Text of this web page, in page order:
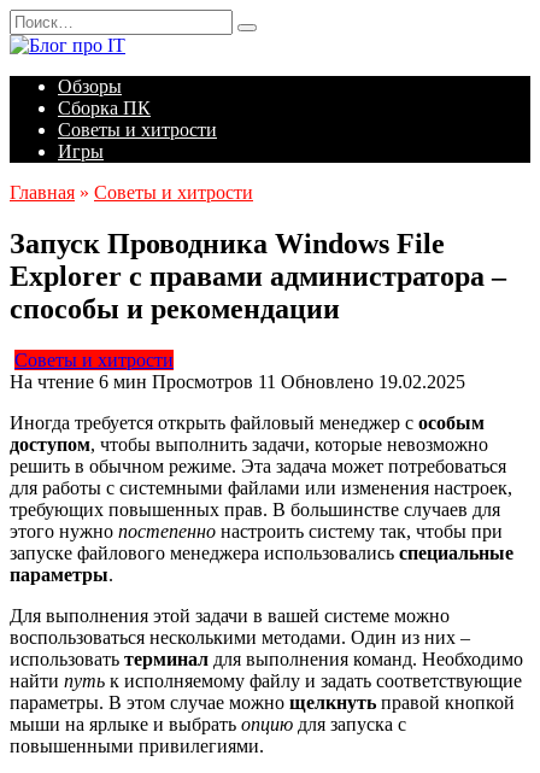
Перейти
к
содержанию
Search
for:
Обзоры
Сборка ПК
Советы и хитрости
Игры
Главная » Советы и хитрости
Запуск Проводника Windows File
Explorer с правами администратора –
способы и рекомендации
Советы и хитрости
На чтение 6 мин Просмотров 11 Обновлено 19.02.2025
Иногда требуется открыть файловый менеджер с особым
доступом, чтобы выполнить задачи, которые невозможно
решить в обычном режиме. Эта задача может потребоваться
для работы с системными файлами или изменения настроек,
требующих повышенных прав. В большинстве случаев для
этого нужно постепенно настроить систему так, чтобы при
запуске файлового менеджера использовались специальные
параметры.
Для выполнения этой задачи в вашей системе можно
воспользоваться несколькими методами. Один из них –
использовать терминал для выполнения команд. Необходимо
найти путь к исполняемому файлу и задать соответствующие
параметры. В этом случае можно щелкнуть правой кнопкой
мыши на ярлыке и выбрать опцию для запуска с
повышенными привилегиями.